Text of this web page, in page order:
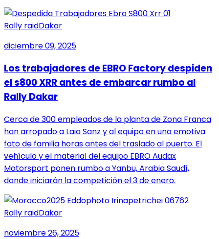
Rally raidDakar
diciembre 09, 2025
Los trabajadores de EBRO Factory despiden
el s800 XRR antes de embarcar rumbo al
Rally Dakar
Cerca de 300 empleados de la planta de Zona Franca
han arropado a Laia Sanz y al equipo en una emotiva
foto de familia horas antes del traslado al puerto. El
vehículo y el material del equipo EBRO Audax
Motorsport ponen rumbo a Yanbu, Arabia Saudí,
donde iniciarán la competición el 3 de enero.
Rally raidDakar
noviembre 26, 2025